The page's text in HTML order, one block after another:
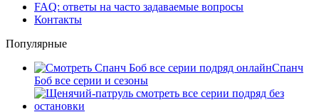
FAQ: ответы на часто задаваемые вопросы
Контакты
Популярные
Спанч
Боб все серии и сезоны